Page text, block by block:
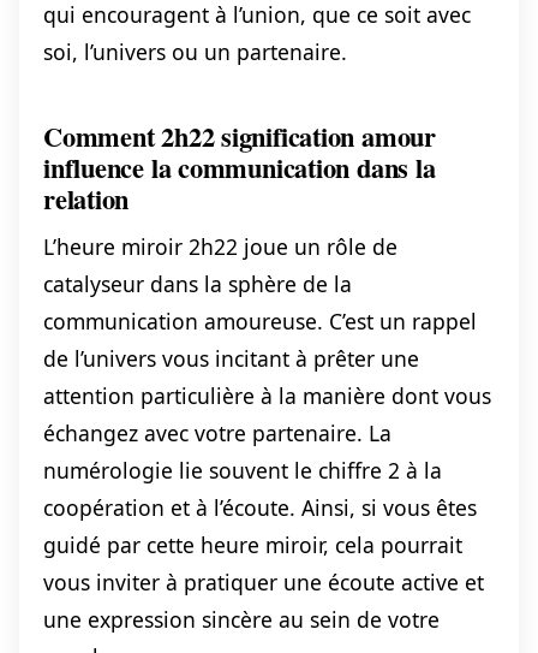
qui encouragent à l’union, que ce soit avec
soi, l’univers ou un partenaire.
Comment 2h22 signification amour
influence la communication dans la
relation
L’heure miroir 2h22 joue un rôle de
catalyseur dans la sphère de la
communication amoureuse. C’est un rappel
de l’univers vous incitant à prêter une
attention particulière à la manière dont vous
échangez avec votre partenaire. La
numérologie lie souvent le chiffre 2 à la
coopération et à l’écoute. Ainsi, si vous êtes
guidé par cette heure miroir, cela pourrait
vous inviter à pratiquer une écoute active et
une expression sincère au sein de votre